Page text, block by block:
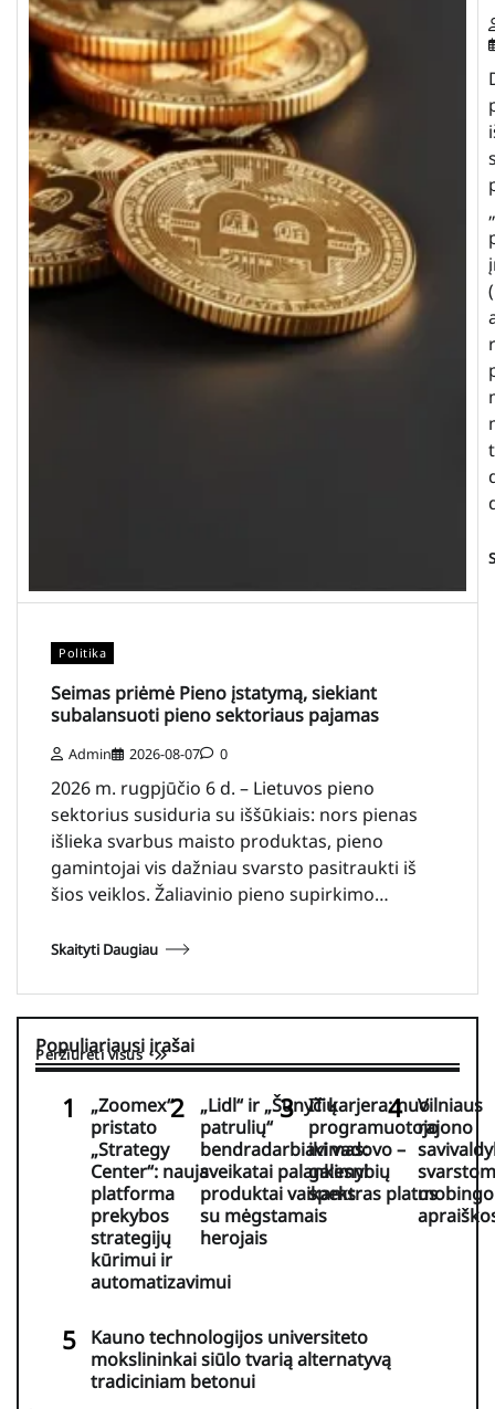
Politika
Seimas priėmė Pieno įstatymą, siekiant
subalansuoti pieno sektoriaus pajamas
Admin 2026-08-07 0
2026 m. rugpjūčio 6 d. – Lietuvos pieno
sektorius susiduria su iššūkiais: nors pienas
išlieka svarbus maisto produktas, pieno
gamintojai vis dažniau svarsto pasitraukti iš
šios veiklos. Žaliavinio pieno supirkimo…
Skaityti Daugiau
Populiariausi įrašai
Peržiūrėti visus
„Zoomex“
pristato
„Strategy
Center“: nauja
platforma
prekybos
strategijų
kūrimui ir
automatizavimui
„Lidl“ ir „Šunyčių
patrulių“
bendradarbiavimas:
sveikatai palankesni
produktai vaikams
su mėgstamais
herojais
IT karjera: nuo
programuotojo
iki vadovo –
galimybių
spektras platus
Vilniaus
rajono
mobingo
Kauno technologijos universiteto
mokslininkai siūlo tvarią alternatyvą
tradiciniam betonui